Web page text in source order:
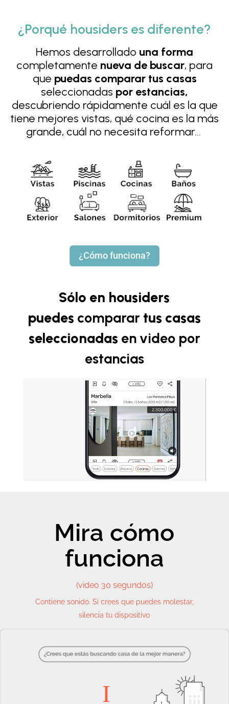
¿Porqué housiders es diferente?
Hemos desarrollado una forma
completamente nueva de buscar, para
que puedas comparar tus casas
seleccionadas por estancias,
descubriendo rápidamente cuál es la que
tiene mejores vistas, qué cocina es la más
grande, cuál no necesita reformar…
¿Cómo funciona?
Sólo en housiders
puedes comparar tus casas
seleccionadas en video por
estancias
Mira cómo
funciona
(video 30 segundos)
Contiene sonido. Si crees que puedes molestar,
silencia tu dispositivo